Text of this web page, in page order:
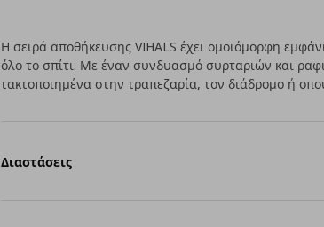
Η σειρά αποθήκευσης VIHALS έχει ομοιόμορφη
όλο το σπίτι. Με έναν συνδυασμό συρταριών και
τακτοποιημένα στην τραπεζαρία, τον διάδρομο ή
Διαστάσεις